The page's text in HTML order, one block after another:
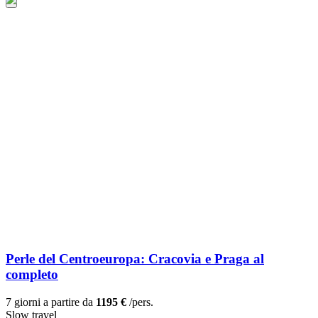
Perle del Centroeuropa: Cracovia e Praga al
completo
7 giorni a partire da 1195 € /pers.
Slow travel